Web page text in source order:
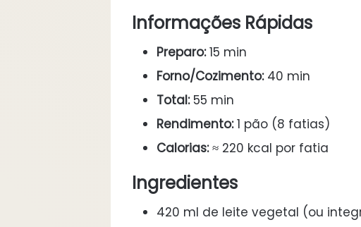
Informações Rápidas
Preparo:15 min
Forno/Cozimento:40 min
Total:55 min
Rendimento:1 pão (8 fatias)
Calorias:≈ 220 kcal por fatia
Ingredientes
420 ml de leite vegetal (ou